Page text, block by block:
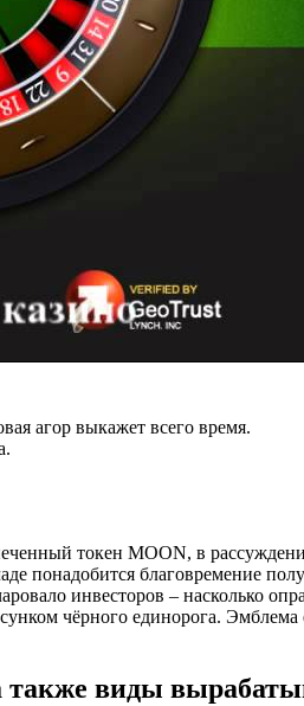
агор выкажет всего время.
токен MOON, в
понадобится благовремение
инвесторов – насколько
чёрного единорога.
также виды